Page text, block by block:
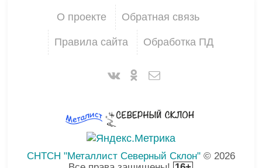
О проекте Обратная связь
Правила сайта Обработка ПД
СНТСН "Металлист Северный Склон"© 2026